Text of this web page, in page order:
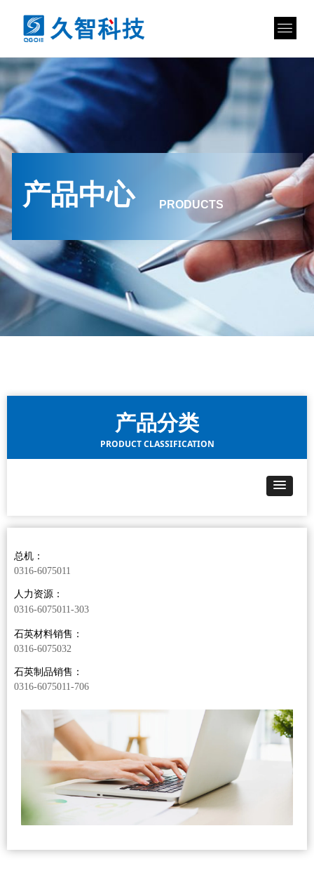
产品中心 PRODUCTS
产品分类
PRODUCT CLASSIFICATION
总机：
0316-6075011
人力资源：
0316-6075011-303
石英材料销售：
0316-6075032
石英制品销售：
0316-6075011-706